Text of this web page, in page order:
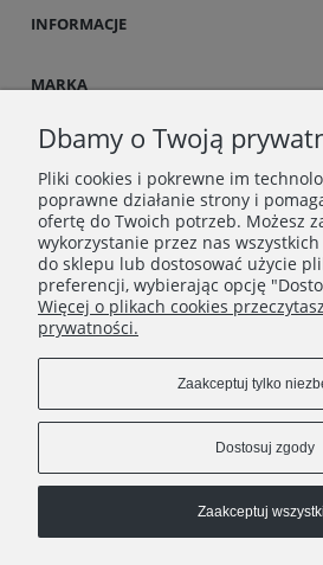
INFORMACJE
MARKA
Copyrights ©
Dbamy o Twoją
Pliki cookies i pokrewne im
poprawne działanie strony i
ofertę do Twoich potrzeb. Możesz
wykorzystanie przez nas
do sklepu lub dostosować użycie
preferencji, wybierając opcję
Więcej o plikach cookies
prywatności.
Zaakceptuj tylko
Dostosuj zgody
Zaakceptuj